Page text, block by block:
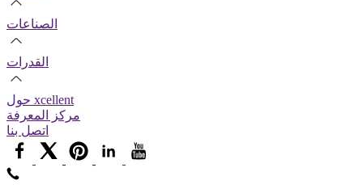
الصناعات
القدرات
حول xcellent
مركز المعرفة
اتصل بنا